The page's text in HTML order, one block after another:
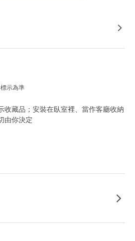
示為準
收藏品；安裝在臥室裡、當作客廳收納
由你決定